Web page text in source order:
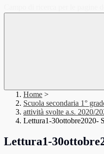
Home >
Scuola secondaria 1°
attività svolte a.s. 2020/
Lettura1-30ottobre2020-
Lettura1-